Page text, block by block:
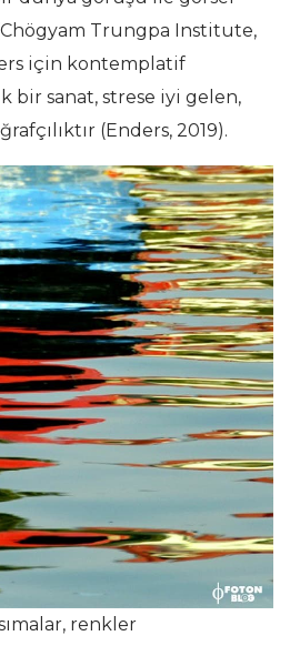
Trungpa Institute,
için kontemplatif
bir sanat, strese iyi gelen,
(Enders, 2019).
renkler